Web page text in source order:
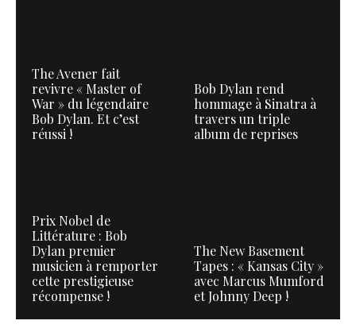
The Avener fait
revivre « Master of
War » du légendaire
Bob Dylan. Et c’est
réussi !
Bob Dylan rend
hommage à Sinatra à
travers un triple
album de reprises
Prix Nobel de
Littérature : Bob
Dylan premier
musicien à remporter
cette prestigieuse
récompense !
The New Basement
Tapes : « Kansas City »
avec Marcus Mumford
et Johnny Deep !